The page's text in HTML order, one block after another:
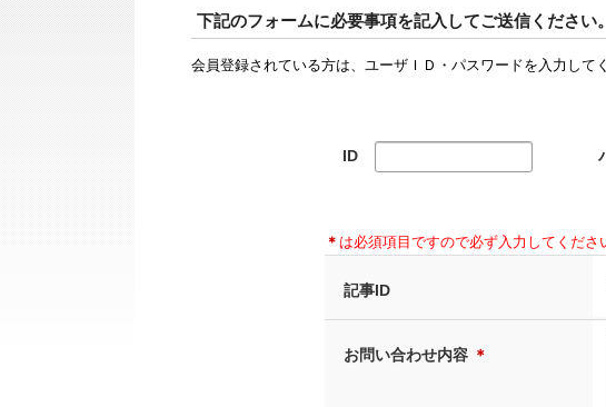
下記のフォームに必要事項を記入してご送信ください。
会員登録されている方は、ユーザＩＤ・パスワードを入力して
ID
＊ は必須項目ですので必ず入力してくださ
記事ID
お問い合わせ内容 ＊